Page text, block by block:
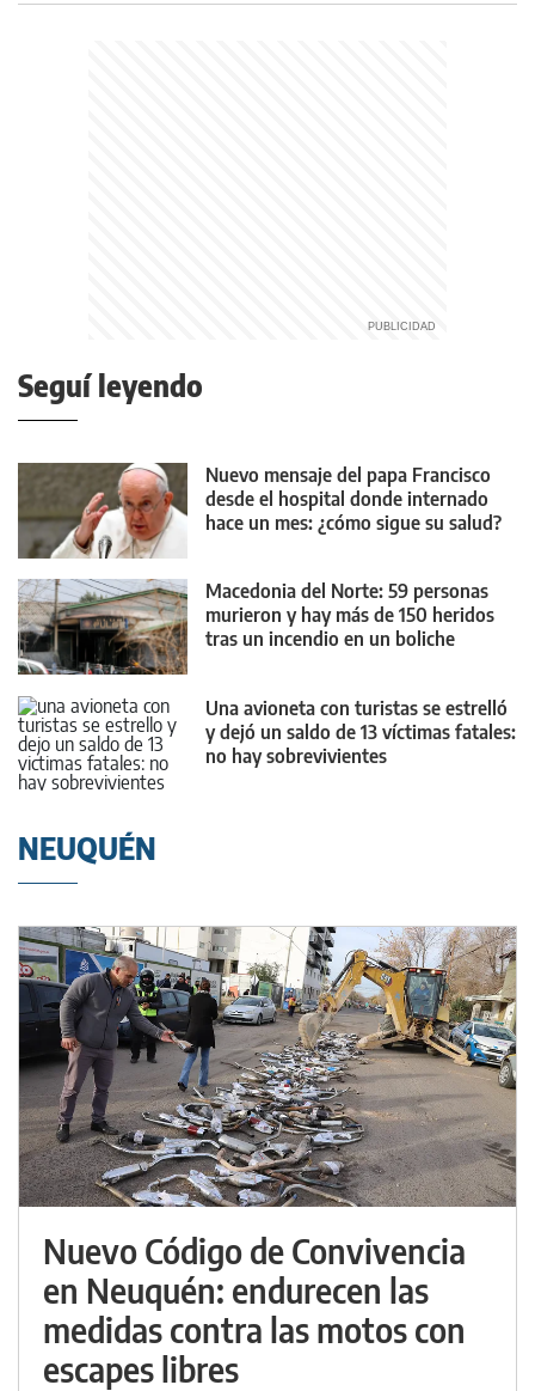
Seguí leyendo
Nuevo mensaje del papa Francisco
desde el hospital donde internado
hace un mes: ¿cómo sigue su salud?
Macedonia del Norte: 59 personas
murieron y hay más de 150 heridos
tras un incendio en un boliche
Una avioneta con turistas se estrelló
y dejó un saldo de 13 víctimas fatales:
no hay sobrevivientes
NEUQUÉN
Nuevo Código de Convivencia
en Neuquén: endurecen las
medidas contra las motos con
escapes libres